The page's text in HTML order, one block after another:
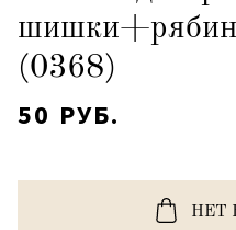
(0368)
50 РУБ.
НЕТ